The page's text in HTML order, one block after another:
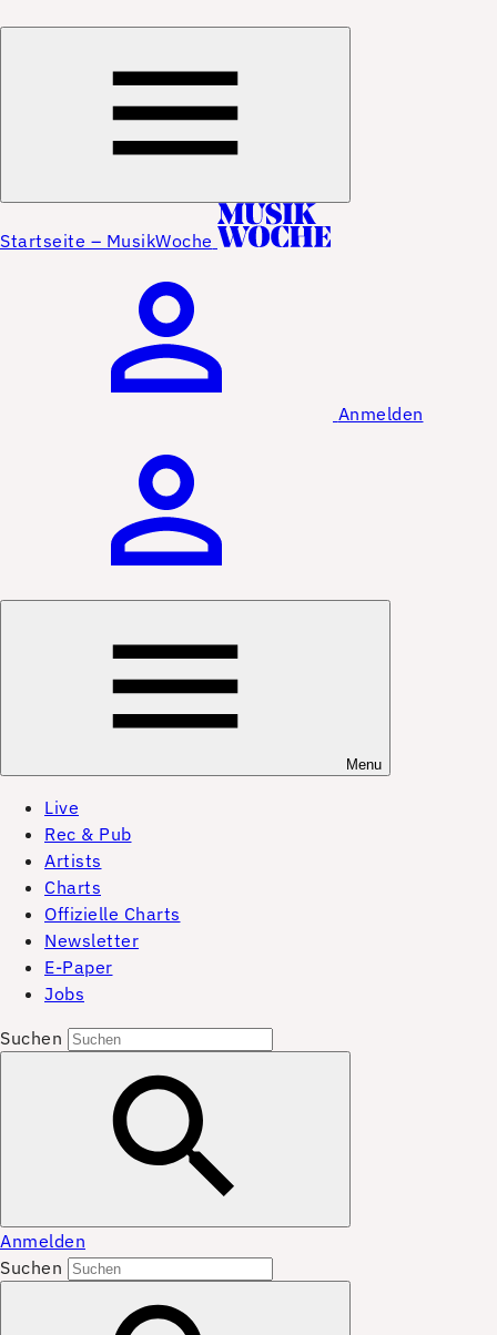
Startseite – MusikWoche
Anmelden
Menu
Live
Rec & Pub
Artists
Charts
Offizielle Charts
Newsletter
E-Paper
Jobs
Suchen
Anmelden
Suchen